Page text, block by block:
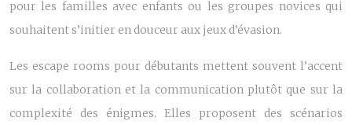
pour les familles avec enfants ou les groupes novices qui
souhaitent s’initier en douceur aux jeux d’évasion.
Les escape rooms pour débutants mettent souvent l’accent
sur la collaboration et la communication plutôt que sur la
complexité des énigmes. Elles proposent des scénarios